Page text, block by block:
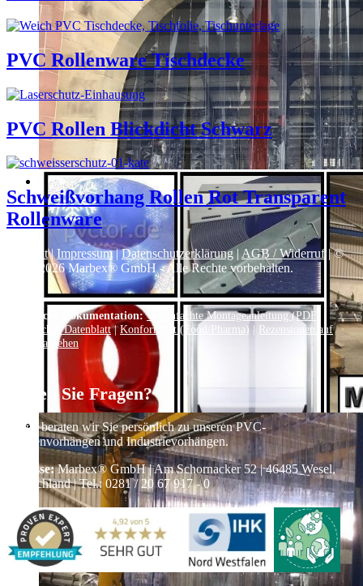
PVC Rollenware Tischdecke
PVC Rollen Blickdicht Schwarz
Schweißvorhang Rollen Rot Transparent
Rollenware
Kontakt|Impressum|Datenschutzerklärung| AGB / Widerruf | ©
2026Marbex® GmbH - Alle Rechte vorbehalten.
Technische Dokumentation: Vereinfachte Montageanleitung (PDF)
Technisches Datenblatt|Konformität (Food/Pharma) | Rezensionen auf
Google ansehen
Haben Sie Fragen?
Gerne beraten wir Sie persönlich zu unseren PVC-
Streifenvorhängen und Industrievorhängen.
Adresse:Marbex® GmbH | Am Schornacker 52 | 46485 Wesel,
Deutschland | Tel.: 0281 / 20 67 917 - 0